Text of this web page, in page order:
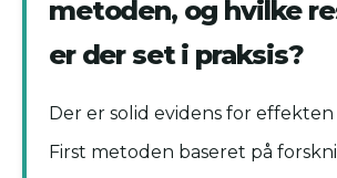
metoden, og hvilke
er der set i praksis?
Der er solid evidens for effekten
First metoden baseret på